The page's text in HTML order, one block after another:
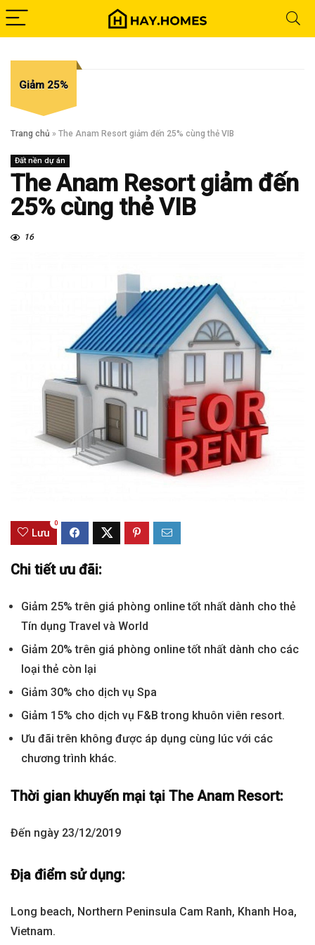
Giảm 25%
Trang chủ » The Anam Resort giảm đến 25% cùng thẻ VIB
Đất nền dự án
The Anam Resort giảm đến
25% cùng thẻ VIB
16
Lưu
0
Chi tiết ưu đãi:
Giảm 25% trên giá phòng online tốt nhất dành cho thẻ
Tín dụng Travel và World
Giảm 20% trên giá phòng online tốt nhất dành cho các
loại thẻ còn lại
Giảm 30% cho dịch vụ Spa
Giảm 15% cho dịch vụ F&B trong khuôn viên resort.
Ưu đãi trên không được áp dụng cùng lúc với các
chương trình khác.
Thời gian khuyến mại tại The Anam Resort:
Đến ngày 23/12/2019
Địa điểm sử dụng:
Long beach, Northern Peninsula Cam Ranh, Khanh Hoa,
Vietnam.